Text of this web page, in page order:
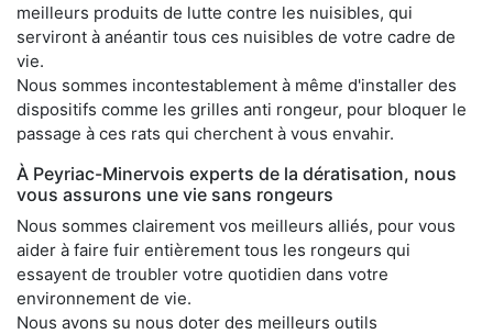
meilleurs produits de lutte contre les nuisibles, qui
serviront à anéantir tous ces nuisibles de votre cadre de
vie.
Nous sommes incontestablement à même d'installer des
dispositifs comme les grilles anti rongeur, pour bloquer le
passage à ces rats qui cherchent à vous envahir.
À Peyriac-Minervois experts de la dératisation, nous
vous assurons une vie sans rongeurs
Nous sommes clairement vos meilleurs alliés, pour vous
aider à faire fuir entièrement tous les rongeurs qui
essayent de troubler votre quotidien dans votre
environnement de vie.
Nous avons su nous doter des meilleurs outils